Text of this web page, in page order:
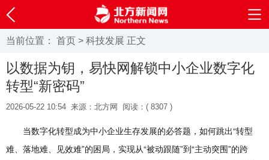
当前位置： 首页 > 科技发展 正文
以数据为钥，易快网解锁中小企业数字化
转型“新密码”
2026-05-22 10:54 来源：北方网 阅读：( 8307 )
当数字化转型成为中小企业生存发展的必答题，如何跳出“转型
难、落地难、见效难”的困局，实现从“被动跟随”到“主动突围”的跨